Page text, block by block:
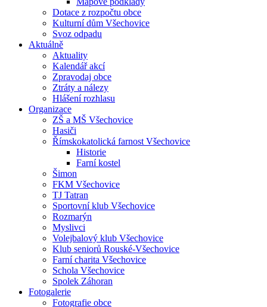
Dotace z rozpočtu obce
Kulturní dům Všechovice
Svoz odpadu
Aktuálně
Aktuality
Kalendář akcí
Zpravodaj obce
Ztráty a nálezy
Hlášení rozhlasu
Organizace
ZŠ a MŠ Všechovice
Hasiči
Římskokatolická farnost Všechovice
Historie
Farní kostel
Šimon
FKM Všechovice
TJ Tatran
Sportovní klub Všechovice
Rozmarýn
Myslivci
Volejbalový klub Všechovice
Klub seniorů Rouské-Všechovice
Farní charita Všechovice
Schola Všechovice
Spolek Záhoran
Fotogalerie
Fotografie obce